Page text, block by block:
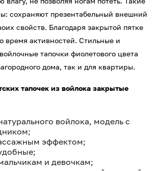
сохраняют презентабельный внешний
свойств. Благодаря закрытой пятке
время активностей. Стильные и
тапочки фиолетового цвета
дома, так и для квартиры.
тапочек из войлока закрытые
войлока, модель с
эффектом;
и девочкам;